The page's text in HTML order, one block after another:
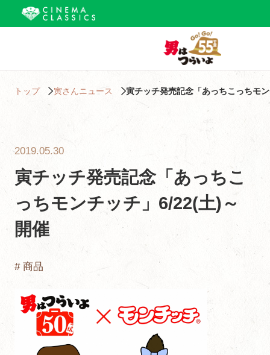
トップ 寅さんニュース 寅チッチ発売記念「あっちこっちモ
2019.05.30
寅チッチ発売記念「あっちこ
っちモンチッチ」6/22(土)～
開催
# 商品